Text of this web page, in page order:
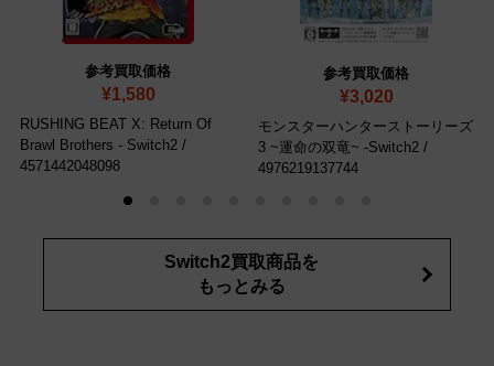
参考買取価格
¥1,580
RUSHING BEAT X: Return Of
Brawl Brothers - Switch2 /
4571442048098
参考買取価格
¥3,020
モンスターハンターストーリーズ
3 ~運命の双竜~ -Switch2 /
4976219137744
Switch2買取商品を
もっとみる